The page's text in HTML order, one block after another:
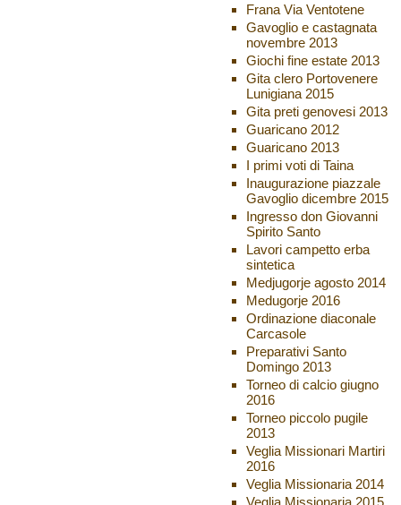
Frana Via Ventotene
Gavoglio e castagnata
novembre 2013
Giochi fine estate 2013
Gita clero Portovenere
Lunigiana 2015
Gita preti genovesi 2013
Guaricano 2012
Guaricano 2013
I primi voti di Taina
Inaugurazione piazzale
Gavoglio dicembre 2015
Ingresso don Giovanni
Spirito Santo
Lavori campetto erba
sintetica
Medjugorje agosto 2014
Medugorje 2016
Ordinazione diaconale
Carcasole
Preparativi Santo
Domingo 2013
Torneo di calcio giugno
2016
Torneo piccolo pugile
2013
Veglia Missionari Martiri
2016
Veglia Missionaria 2014